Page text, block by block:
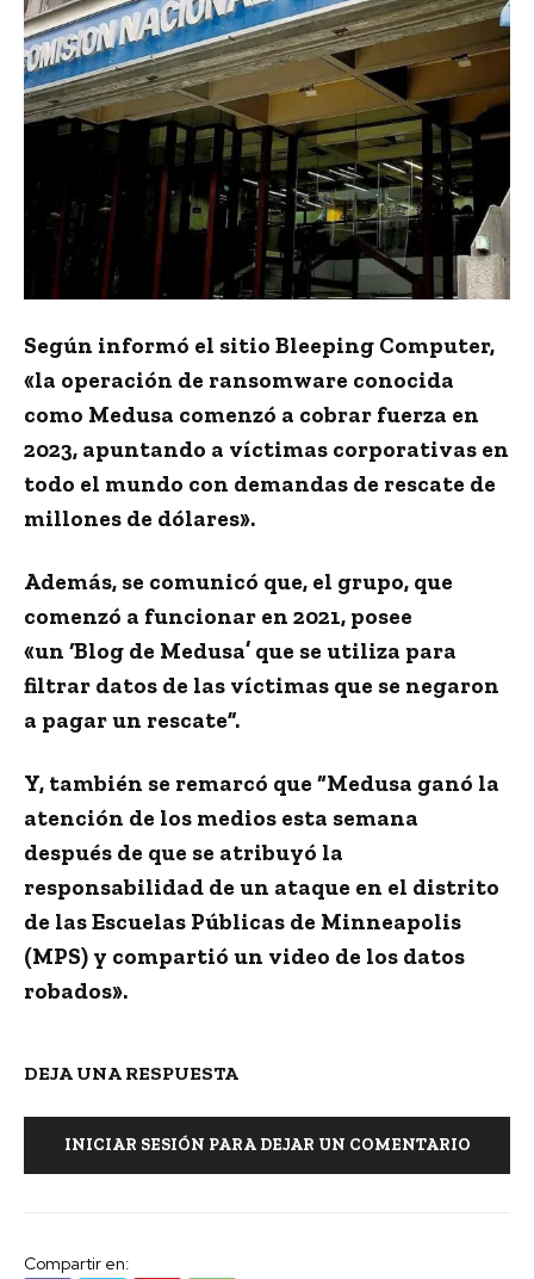
Según informó el sitio Bleeping Computer,
«la operación de ransomware conocida
como Medusa comenzó a cobrar fuerza en
2023, apuntando a víctimas corporativas en
todo el mundo con demandas de rescate de
millones de dólares».
Además, se comunicó que, el grupo, que
comenzó a funcionar en 2021, posee
«un ‘Blog de Medusa’ que se utiliza para
filtrar datos de las víctimas que se negaron
a pagar un rescate”.
Y, también se remarcó que “Medusa ganó la
atención de los medios esta semana
después de que se atribuyó la
responsabilidad de un ataque en el distrito
de las Escuelas Públicas de Minneapolis
(MPS) y compartió un video de los datos
robados».
DEJA UNA RESPUESTA
INICIAR SESIÓN PARA DEJAR UN COMENTARIO
Compartir en: